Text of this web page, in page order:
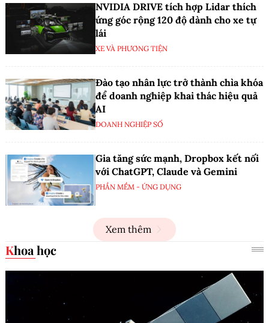
NVIDIA DRIVE tích hợp Lidar thích
ứng góc rộng 120 độ dành cho xe tự
lái
XE VÀ PHƯƠNG TIỆN
Đào tạo nhân lực trở thành chìa khóa
để doanh nghiệp khai thác hiệu quả
AI
DOANH NGHIỆP SỐ
Gia tăng sức mạnh, Dropbox kết nối
với ChatGPT, Claude và Gemini
PHẦN MỀM - ỨNG DỤNG
Xem thêm
Khoa học